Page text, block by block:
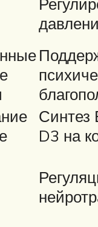
Синтез
D3 на